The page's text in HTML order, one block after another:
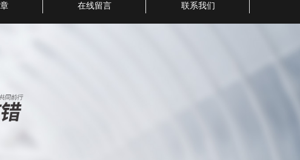
在线留言 联系我们